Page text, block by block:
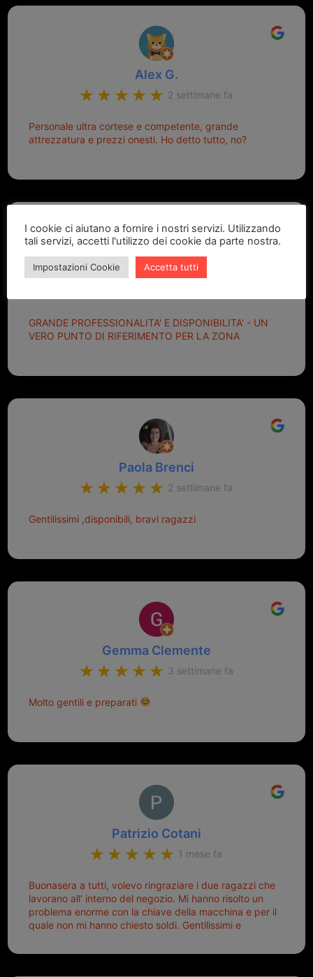
Alex G.
2 settimane fa
Personale ultra cortese e competente, grande
attrezzatura e prezzi onesti. Ho detto tutto, no?
Marcello Dastoli
GRANDE PROFESSIONALITA' E DISPONIBILITA' - UN
VERO PUNTO DI RIFERIMENTO PER LA ZONA
Paola Brenci
2 settimane fa
Gentilissimi ,disponibili, bravi ragazzi
Gemma Clemente
3 settimane fa
Molto gentili e preparati
Patrizio Cotani
1 mese fa
Buonasera a tutti, volevo ringraziare i due ragazzi che
lavorano all’ interno del negozio. Mi hanno risolto un
problema enorme con la chiave della macchina e per il
quale non mi hanno chiesto soldi. Gentilissimi e
Sicuramente tornerò qui per qualsiasi altro problema.
I cookie ci aiutano a fornire i nostri servizi. Utilizzando
tali servizi, accetti l'utilizzo dei cookie da parte nostra.
Impostazioni Cookie Accetta tutti